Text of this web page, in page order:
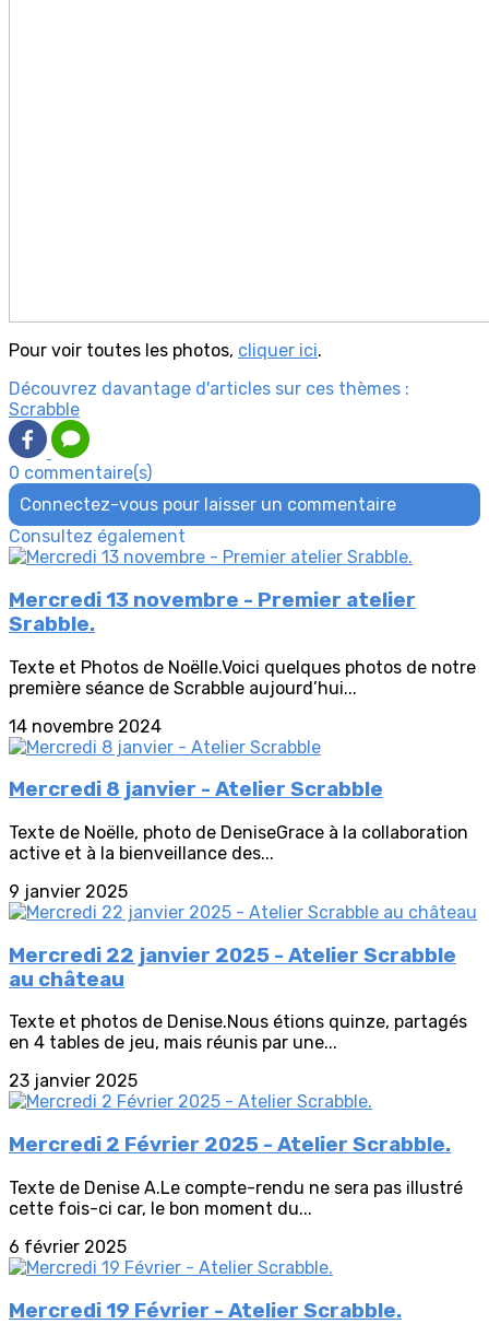
Pour voir toutes les photos, cliquer ici.
Découvrez davantage d'articles sur ces thèmes :
Scrabble
0 commentaire(s)
Connectez-vous pour laisser un commentaire
Consultez également
Mercredi 13 novembre - Premier atelier
Srabble.
Texte et Photos de Noëlle.Voici quelques photos de notre
première séance de Scrabble aujourd’hui...
14 novembre 2024
Mercredi 8 janvier - Atelier Scrabble
Texte de Noëlle, photo de DeniseGrace à la collaboration
active et à la bienveillance des...
9 janvier 2025
Mercredi 22 janvier 2025 - Atelier Scrabble
au château
Texte et photos de Denise.Nous étions quinze, partagés
en 4 tables de jeu, mais réunis par une...
23 janvier 2025
Mercredi 2 Février 2025 - Atelier Scrabble.
Texte de Denise A.Le compte-rendu ne sera pas illustré
cette fois-ci car, le bon moment du...
6 février 2025
Mercredi 19 Février - Atelier Scrabble.